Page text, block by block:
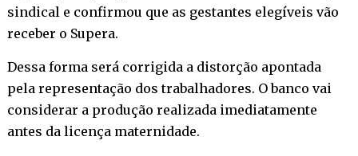
sindical e confirmou que as gestantes elegíveis vão
receber o Supera.
Dessa forma será corrigida a distorção apontada
pela representação dos trabalhadores. O banco vai
considerar a produção realizada imediatamente
antes da licença maternidade.